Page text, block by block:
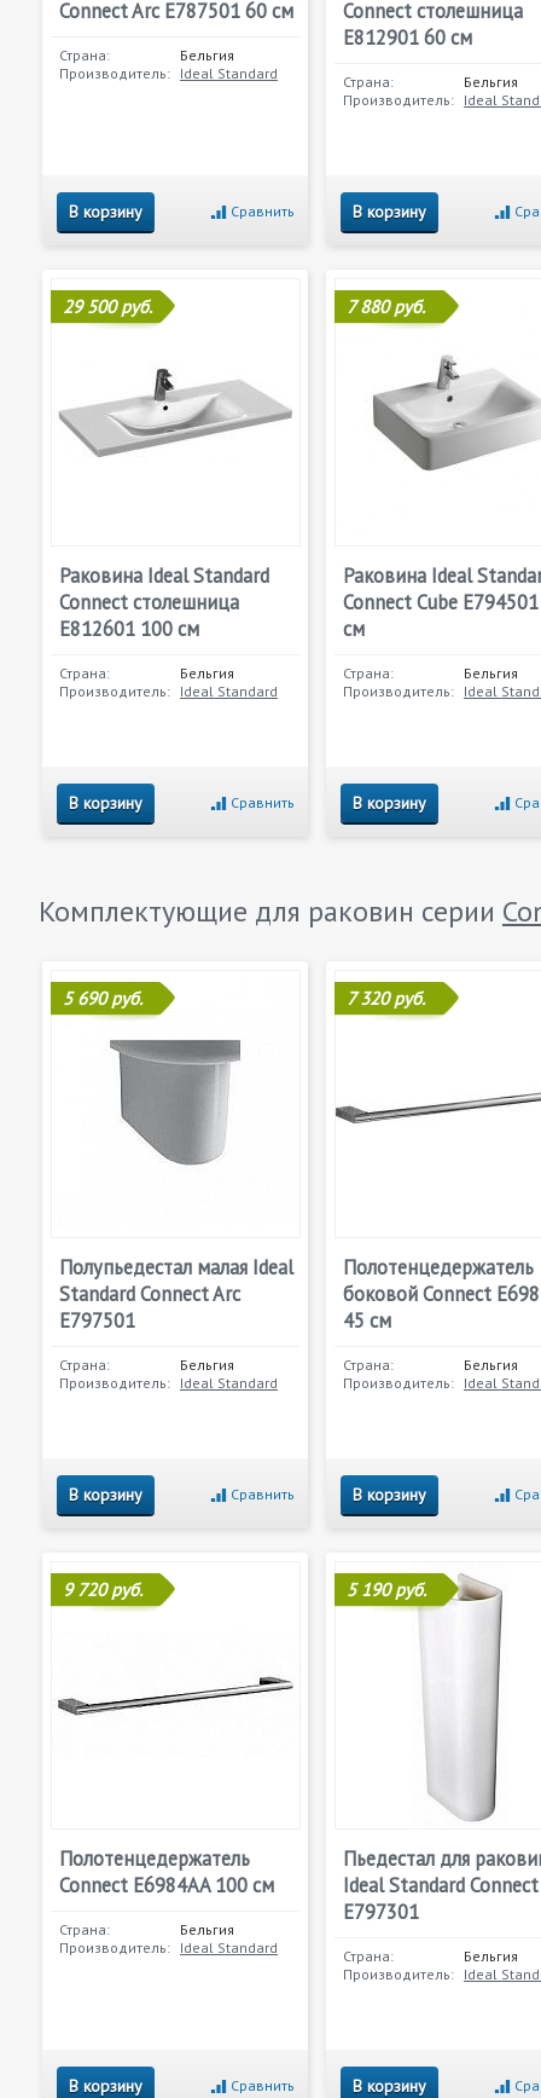
Connect Arc E787501 60 см
Страна:
Бельгия
Производитель: Ideal Standard
В корзину Сравнить
Connect столешница
E812901 60 см
Страна:
Бельгия
Производитель: Ideal
В корзину
29 500 руб.
Раковина Ideal Standard
Connect столешница
E812601 100 см
Страна:
Бельгия
Производитель: Ideal Standard
В корзину Сравнить
7 880 руб.
Раковина Ideal
Connect Cube
см
Страна:
Бельгия
Производитель: Ideal
В корзину
Комплектующие для раковин серии
5 690 руб.
Полупьедестал малая Ideal
Standard Connect Arc
E797501
Страна:
Бельгия
Производитель: Ideal Standard
В корзину Сравнить
7 320 руб.
Полотенцедержатель
боковой Connect
45 см
Страна:
Бельгия
Производитель: Ideal
В корзину
9 720 руб.
Полотенцедержатель
Connect E6984AA 100 см
Страна:
Бельгия
Производитель: Ideal Standard
В корзину Сравнить
5 190 руб.
Пьедестал для
Ideal Standard Connect
E797301
Страна:
Бельгия
Производитель: Ideal
В корзину